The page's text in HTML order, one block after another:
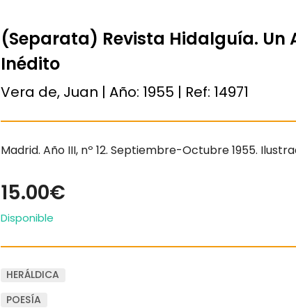
(Separata) Revista Hidalguía. Un
Inédito
Vera de, Juan | Año: 1955 | Ref: 14971
Madrid. Año III, nº 12. Septiembre-Octubre 1955.
15.00€
Disponible
HERÁLDICA
POESÍA